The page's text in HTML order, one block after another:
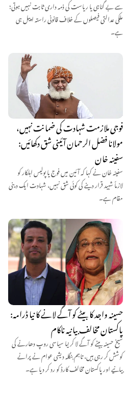
سے بے گناہی یا ریاست کی ذمہ داری ثابت نہیں ہوتی؛
ملکی عدالتی فیصلوں کے خلاف قانونی راستہ اپیل ہی
ہے۔
فوجی ملازمت شہادت کی ضمانت نہیں،
مولانا فضل الرحمان آئینی شق دکھائیں:
سفینہ خان
سفینہ خان نے کہا کہ آئین میں فوج یا پولیس اہلکار کو
لازماً شہید قرار دینے کی کوئی شق نہیں، شہادت ایک دینی
مقام ہے۔
حسینہ واجد کا بیٹے کو آگے لانے کا نیا ڈرامہ:
پاکستان مخالف بیانیہ ناکام
شیخ حسینہ بیٹے کو آگے لا کر نیا سیاسی روپ دھارنے کی
کوشش کر رہی ہیں، تاہم بنگلہ دیشی عوام نے پرانے
بیانیے اور پاکستان مخالف کارڈ کو رد کر دیا ہے۔